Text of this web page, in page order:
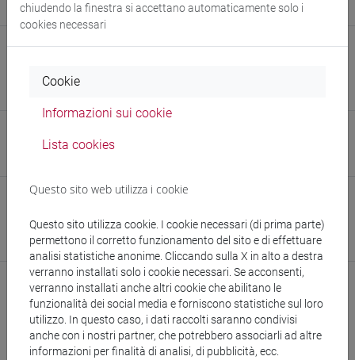
(Università di Bologna)
E-mail
andrea.dilenardo@unive.it
Sito web
Struttura
Dipartimento di Studi Umanistici
Sito web struttura:https://www.unive.it/dsu
chiudendo la finestra si accettano automaticamente solo i
cookies necessari
Cookie
Informazioni sui cookie
Lista cookies
Questo sito web utilizza i cookie
Questo sito utilizza cookie. I cookie necessari (di prima parte)
permettono il corretto funzionamento del sito e di effettuare
analisi statistiche anonime. Cliccando sulla X in alto a destra
verranno installati solo i cookie necessari. Se acconsenti,
verranno installati anche altri cookie che abilitano le
funzionalità dei social media e forniscono statistiche sul loro
utilizzo. In questo caso, i dati raccolti saranno condivisi
anche con i nostri partner, che potrebbero associarli ad altre
informazioni per finalità di analisi, di pubblicità, ecc.